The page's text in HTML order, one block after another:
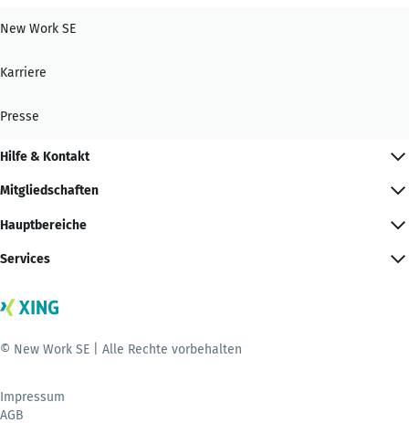
New Work SE
Karriere
Presse
Hilfe & Kontakt
Mitgliedschaften
Hauptbereiche
Services
© New Work SE | Alle Rechte vorbehalten
Impressum
AGB